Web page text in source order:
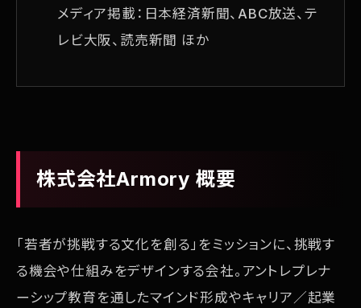
メディア掲載：日本経済新聞、ABC放送、テ
レビ大阪、読売新聞 ほか
株式会社Armory 概要
「若者が挑戦する文化を創る」をミッションに、挑戦す
る機会や仕組みをデザインする会社。アントレプレナ
ーシップ教育を通したマインド形成やキャリア／起業